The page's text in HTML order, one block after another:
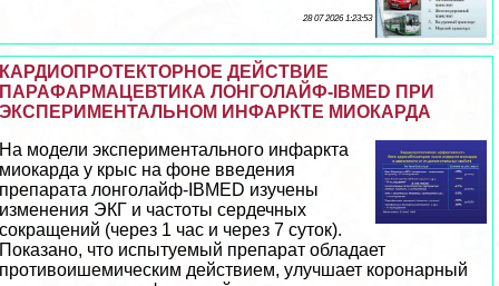
28 07 2026 1:23:53
КАРДИОПРОТЕКТОРНОЕ ДЕЙСТВИЕ
ПАРАФАРМАЦЕВТИКА ЛОНГОЛАЙФ-IBMED ПРИ
ЭКСПЕРИМЕНТАЛЬНОМ ИНФАРКТЕ МИОКАРДА
На модели экспериментального инфаркта
миокарда у крыс на фоне введения
препарата лонголайф-IBMED изучены
изменения ЭКГ и частоты сердечных
сокращений (через 1 час и через 7 суток).
Показано, что испытуемый препарат обладает
противоишемическим действием, улучшает коронарный